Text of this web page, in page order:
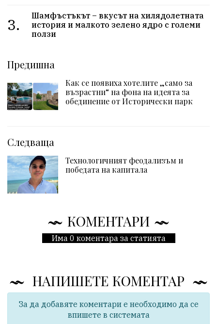
3.
Шамфъстъкът – вкусът на хилядолетната
история и малкото зелено ядро с големи
ползи
Предишна
Как се появиха хотелите „само за
възрастни“ на фона на идеята за
обединение от Исторически парк
Следваща
Технологичният феодализъм и
победата на капитала
КОМЕНТАРИ
Има 0 коментара за статията
НАПИШЕТЕ КОМЕНТАР
За да добавяте коментари е необходимо да се
впишете в системата